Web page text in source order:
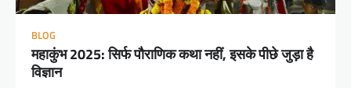
BLOG
महाकुंभ 2025: सिर्फ पौराणिक कथा नहीं, इसके पीछे जुड़ा है
विज्ञान